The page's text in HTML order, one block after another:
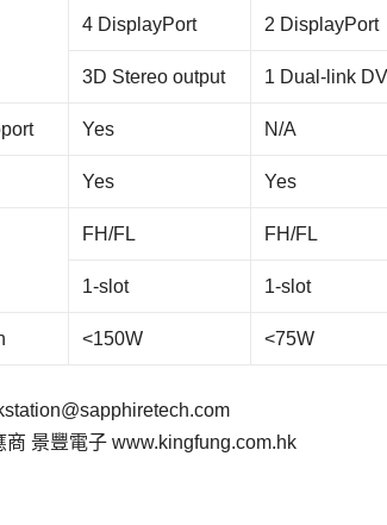
4 DisplayPort 2 DisplayPort
3D Stereo output 1 Dual-link DVI
Yes N/A
Yes Yes
FH/FL FH/FL
1-slot 1-slot
<150W <75W
景豐電子 www.kingfung.com.hk